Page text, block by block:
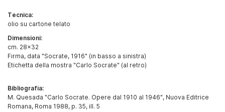
Tecnica:
olio su cartone telato
Dimensioni:
cm. 28x32
Firma, data "Socrate, 1916" (in basso a sinistra)
Etichetta della mostra "Carlo Socrate" (al retro)
Bibliografia:
M. Quesada "Carlo Socrate. Opere dal 1910 al 1946", Nuova Editrice
Romana, Roma 1988, p. 35, ill. 5